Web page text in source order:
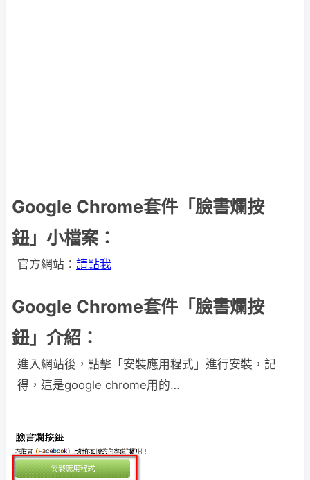
Google Chrome套件「臉書爛按
鈕」小檔案：
官方網站： 請點我
Google Chrome套件「臉書爛按
鈕」介紹：
進入網站後，點擊「安裝應用程式」進行安裝，記
得，這是google chrome用的…